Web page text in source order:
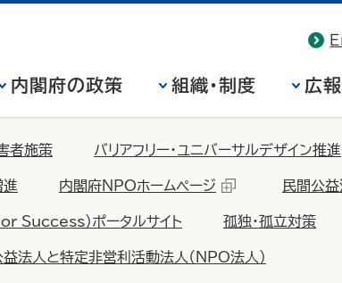
内閣府の政策 組織・制度 広
者施策 バリアフリー・ユニバーサルデザイン推進
進 内閣府NPOホームページ 民間公
Success）ポータルサイト 孤独・孤立対策
益法人と特定非営利活動法人（NPO法人）